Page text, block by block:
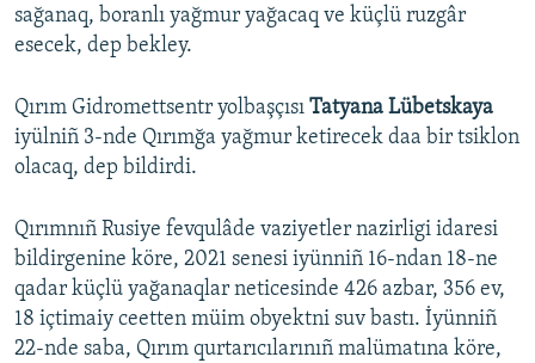
sağanaq, boranlı yağmur yağacaq ve küçlü ruzgâr
esecek, dep bekley.
Qırım Gidromettsentr yolbaşçısı Tatyana Lübetskaya
iyülniñ 3-nde Qırımğa yağmur ketirecek daa bir tsiklon
olacaq, dep bildirdi.
Qırımnıñ Rusiye fevqulâde vaziyetler nazirligi idaresi
bildirgenine köre, 2021 senesi iyünniñ 16-ndan 18-ne
qadar küçlü yağanaqlar neticesinde 426 azbar, 356 ev,
18 içtimaiy ceetten müim obyektni suv bastı. İyünniñ
22-nde saba, Qırım qurtarıcılarınıñ malümatına köre,